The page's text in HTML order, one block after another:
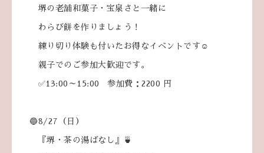
堺の老舗和菓子・宝泉さと一緒に
わらび餅を作りましょう！
練り切り体験も付いたお得なイベントです☺
親子でのご参加大歓迎です。
✅13:00～15:00 参加費：2200 円
🔵8/27（日）
『堺・茶の湯ばなし』🍵